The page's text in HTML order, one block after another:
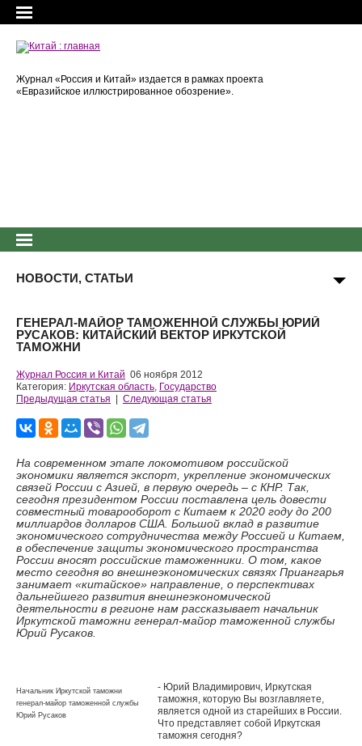
Журнал «Россия и Китай» издается в рамках проекта
«Евразийское иллюстрированное обозрение».
НОВОСТИ, СТАТЬИ
ГЕНЕРАЛ-МАЙОР ТАМОЖЕННОЙ СЛУЖБЫ ЮРИЙ
РУСАКОВ: КИТАЙСКИЙ ВЕКТОР ИРКУТСКОЙ
ТАМОЖНИ
Журнал Россия и Китай 06 ноября 2012
Категория: Иркутская область, Государство
Предыдущая статья
Следующая статья
На современном этапе локомотивом российской
экономики является экспорт, укрепление экономических
связей России с Азией, в первую очередь – с КНР. Так,
сегодня президентом России поставлена цель довести
совместный товарооборот с Китаем к 2020 году до 200
миллиардов долларов США. Большой вклад в развитие
экономического сотрудничества между Россией и Китаем,
в обеспечение защиты экономического пространства
России вносят российские таможенники. О том, какое
место сегодня во внешнеэкономических связях Приангарья
занимает «китайское» направление, о перспективах
дальнейшего развития внешнеэкономической
деятельности в регионе нам рассказывает начальник
Иркутской таможни генерал-майор таможенной службы
Юрий Русаков.
Начальник Иркутской таможни
генерал-майор таможенной службы
Юрий Русаков
- Юрий Владимирович, Иркутская
таможня, которую Вы возглавляете,
является одной из старейших в России.
Что представляет собой Иркутская
таможня сегодня?